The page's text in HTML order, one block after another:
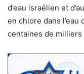
d’eau israélien et
en chlore dans l’eau
centaines de